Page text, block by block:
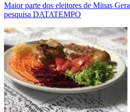
Maior parte dos eleitores de Minas
pesquisa DATATEMPO